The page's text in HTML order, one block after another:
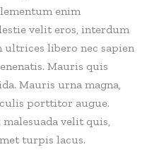
enim
velit eros, interdum
libero nec sapien
Mauris quis
Mauris urna magna,
porttitor augue.
velit quis,
turpis lacus.